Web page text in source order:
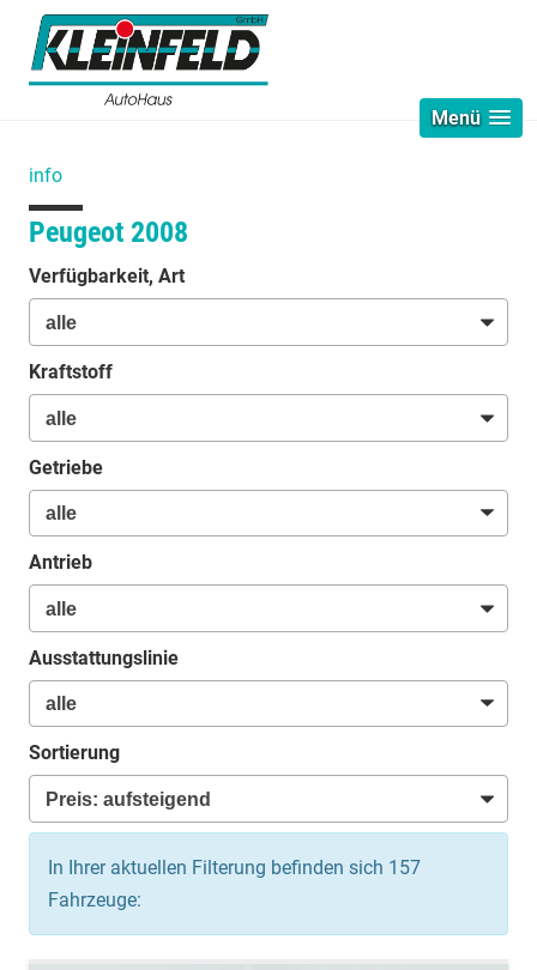
Menü
info
Peugeot 2008
Verfügbarkeit, Art
Kraftstoff
Getriebe
Antrieb
Ausstattungslinie
Sortierung
In Ihrer aktuellen Filterung befinden sich 157
Fahrzeuge: